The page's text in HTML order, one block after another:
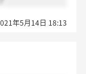
年5月14日 18:13